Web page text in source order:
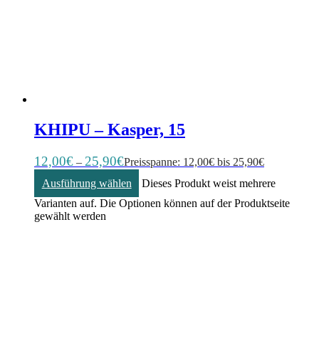
KHIPU – Kasper, 15
12,00€ – 25,90€Preisspanne: 12,00€ bis 25,90€
Ausführung wählen
Dieses Produkt weist mehrere
Varianten auf. Die Optionen können auf der Produktseite
gewählt werden